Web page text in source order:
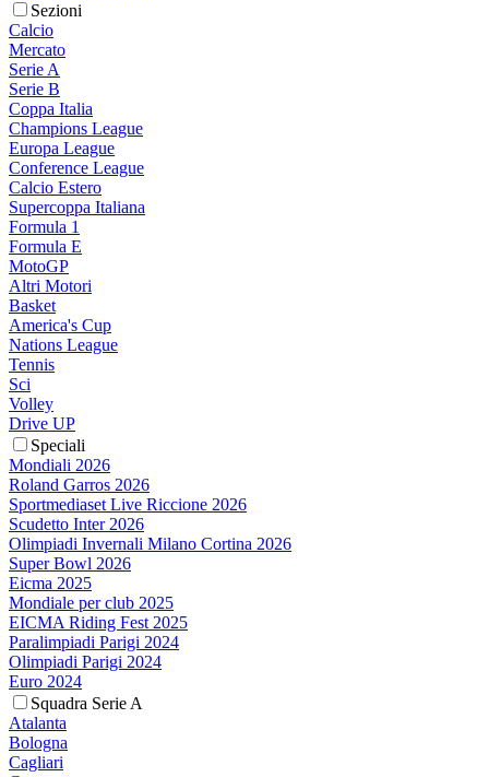
Sezioni
Calcio
Mercato
Serie A
Serie B
Coppa Italia
Champions League
Europa League
Conference League
Calcio Estero
Supercoppa Italiana
Formula 1
Formula E
MotoGP
Altri Motori
Basket
America's Cup
Nations League
Tennis
Sci
Volley
Drive UP
Speciali
Mondiali 2026
Roland Garros 2026
Sportmediaset Live Riccione 2026
Scudetto Inter 2026
Olimpiadi Invernali Milano Cortina 2026
Super Bowl 2026
Eicma 2025
Mondiale per club 2025
EICMA Riding Fest 2025
Paralimpiadi Parigi 2024
Olimpiadi Parigi 2024
Euro 2024
Squadra Serie A
Atalanta
Bologna
Cagliari